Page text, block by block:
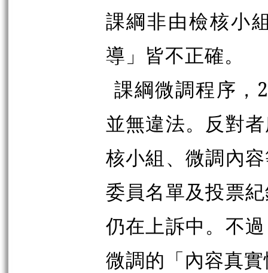
課綱非由檢核小
導」皆不正確。
課綱微調程序，
並無違法。反對
核小組、微調內
委員名單及投票
仍在上訴中。不
微調的「內容真